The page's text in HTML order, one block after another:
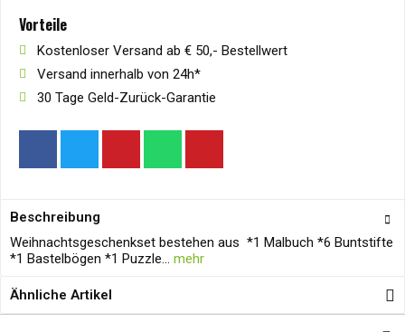
Vorteile
Kostenloser Versand ab € 50,- Bestellwert
Versand innerhalb von 24h*
30 Tage Geld-Zurück-Garantie
Beschreibung
Weihnachtsgeschenkset bestehen aus *1 Malbuch *6 Buntstifte
*1 Bastelbögen *1 Puzzle... mehr
Ähnliche Artikel